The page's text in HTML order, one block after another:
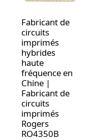
Fabricant de
circuits
imprimés
hybrides
haute
fréquence en
Chine |
Fabricant de
circuits
imprimés
Rogers
RO4350B